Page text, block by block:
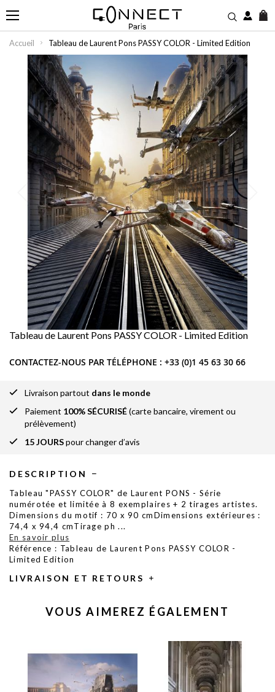
Accueil Tableau de Laurent Pons PASSY COLOR - Limited Edition
Tableau de Laurent Pons PASSY COLOR - Limited Edition
CONTACTEZ-NOUS PAR TÉLÉPHONE : +33 (0)1 45 63 30 66
Livraison partout dans le monde
Paiement 100% SÉCURISÉ(carte bancaire, virement ou
prélèvement)
15 JOURSpour changer d’avis
DESCRIPTION
Tableau "PASSY COLOR" de Laurent PONS - Série
numérotée et limitée à 8 exemplaires + 2 tirages artistes.
Dimensions du motif : 70 x 90 cmDimensions extérieures :
74,4 x 94,4 cmTirage ph ...
En savoir plus
Référence : Tableau de Laurent Pons PASSY COLOR -
Limited Edition
LIVRAISON ET RETOURS
VOUS AIMEREZ ÉGALEMENT